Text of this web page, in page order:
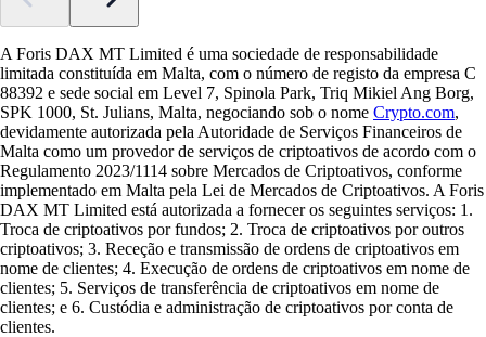
A Foris DAX MT Limited é uma sociedade de responsabilidade
limitada constituída em Malta, com o número de registo da empresa C
88392 e sede social em Level 7, Spinola Park, Triq Mikiel Ang Borg,
SPK 1000, St. Julians, Malta, negociando sob o nome Crypto.com,
devidamente autorizada pela Autoridade de Serviços Financeiros de
Malta como um provedor de serviços de criptoativos de acordo com o
Regulamento 2023/1114 sobre Mercados de Criptoativos, conforme
implementado em Malta pela Lei de Mercados de Criptoativos. A Foris
DAX MT Limited está autorizada a fornecer os seguintes serviços: 1.
Troca de criptoativos por fundos; 2. Troca de criptoativos por outros
criptoativos; 3. Receção e transmissão de ordens de criptoativos em
nome de clientes; 4. Execução de ordens de criptoativos em nome de
clientes; 5. Serviços de transferência de criptoativos em nome de
clientes; e 6. Custódia e administração de criptoativos por conta de
clientes.